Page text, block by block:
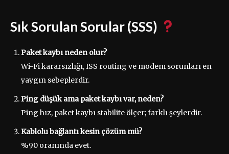
Sık Sorulan Sorular (SSS)
Paket kaybı neden olur?
Wi-Fi kararsızlığı, ISS routing ve modem sorunları en
yaygın sebeplerdir.
Ping düşük ama paket kaybı var, neden?
Ping hız, paket kaybı stabilite ölçer; farklı şeylerdir.
Kablolu bağlantı kesin çözüm mü?
%90 oranında evet.